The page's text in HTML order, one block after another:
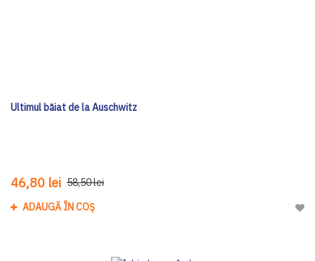
Ultimul băiat de la Auschwitz
46,80 lei 58,50 lei
ADAUGĂ ÎN COȘ